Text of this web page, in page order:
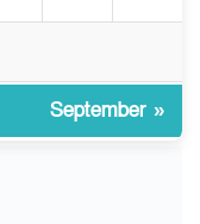
উচিত ঐক্য ও
সীমান্তে জটলা
রাবার বুলেট,
September »